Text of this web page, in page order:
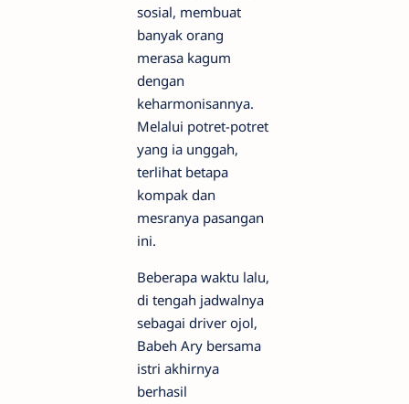
sosial, membuat
banyak orang
merasa kagum
dengan
keharmonisannya.
Melalui potret-potret
yang ia unggah,
terlihat betapa
kompak dan
mesranya pasangan
ini.
Beberapa waktu lalu,
di tengah jadwalnya
sebagai driver ojol,
Babeh Ary bersama
istri akhirnya
berhasil